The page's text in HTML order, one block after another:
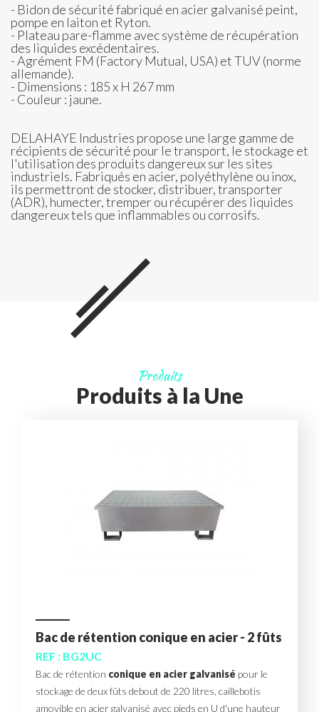
- Bidon de sécurité fabriqué en acier galvanisé peint,
pompe en laiton et Ryton.
- Plateau pare-flamme avec système de récupération
des liquides excédentaires.
- Agrément FM (Factory Mutual, USA) et TUV (norme
allemande).
- Dimensions : 185 x H 267 mm
- Couleur : jaune.
DELAHAYE Industries propose une large gamme de
récipients de sécurité pour le transport, le stockage et
l'utilisation des produits dangereux sur les sites
industriels. Fabriqués en acier, polyéthylène ou inox,
ils permettront de stocker, distribuer, transporter
(ADR), humecter, tremper ou récupérer des liquides
dangereux tels que inflammables ou corrosifs.
Produits
Produits à la Une
Bac de rétention conique en acier - 2 fûts
REF : BG2UC
Bac de rétention conique en acier galvanisé pour le
stockage de deux fûts debout de 220 litres, caillebotis
amovible en acier galvanisé avec pieds en U d'une hauteur